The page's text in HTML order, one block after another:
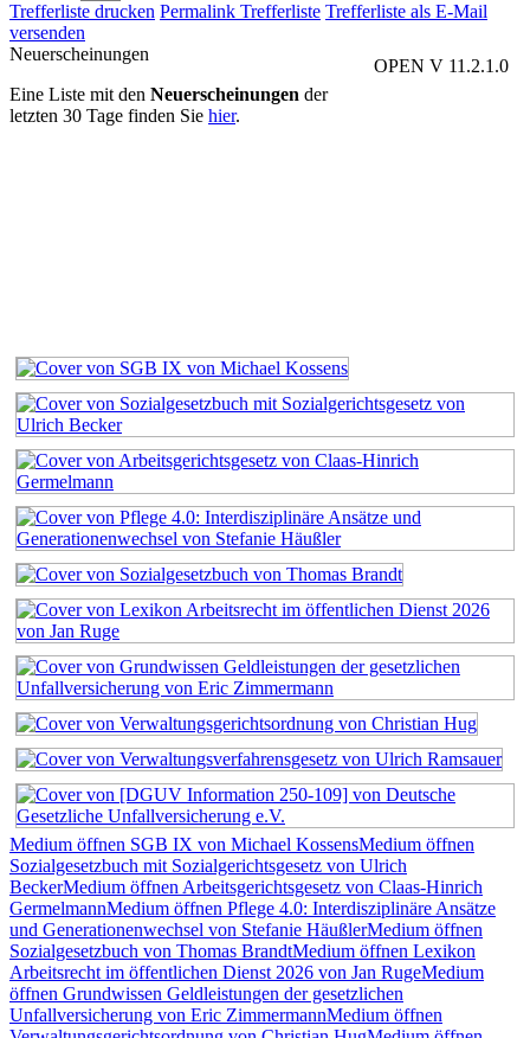
Trefferliste drucken Permalink Trefferliste Trefferliste als E-Mail
versenden
OPEN V 11.2.1.0
Neuerscheinungen
Eine Liste mit den Neuerscheinungen der
letzten 30 Tage finden Sie hier.
Medium öffnen SGB IX von Michael KossensMedium öffnen
Sozialgesetzbuch mit Sozialgerichtsgesetz von Ulrich
BeckerMedium öffnen Arbeitsgerichtsgesetz von Claas-Hinrich
GermelmannMedium öffnen Pflege 4.0: Interdisziplinäre Ansätze
und Generationenwechsel von Stefanie HäußlerMedium öffnen
Sozialgesetzbuch von Thomas BrandtMedium öffnen Lexikon
Arbeitsrecht im öffentlichen Dienst 2026 von Jan RugeMedium
öffnen Grundwissen Geldleistungen der gesetzlichen
Unfallversicherung von Eric ZimmermannMedium öffnen